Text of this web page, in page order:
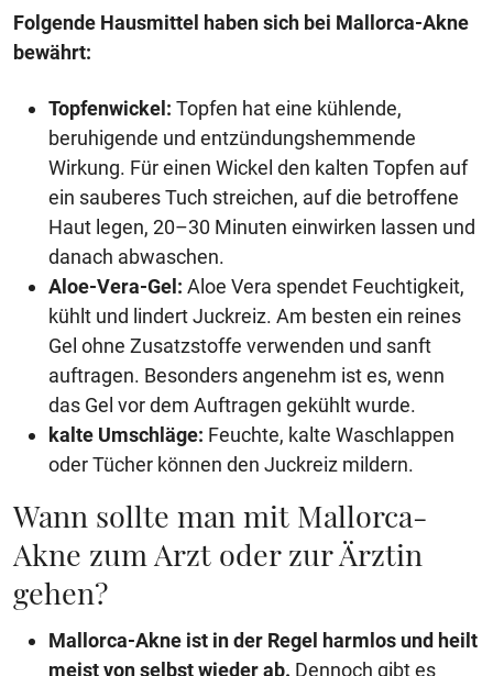
Folgende Hausmittel haben sich bei Mallorca-Akne
bewährt:
Topfenwickel: Topfen hat eine kühlende,
beruhigende und entzündungshemmende
Wirkung. Für einen Wickel den kalten Topfen auf
ein sauberes Tuch streichen, auf die betroffene
Haut legen, 20–30 Minuten einwirken lassen und
danach abwaschen.
Aloe-Vera-Gel: Aloe Vera spendet Feuchtigkeit,
kühlt und lindert Juckreiz. Am besten ein reines
Gel ohne Zusatzstoffe verwenden und sanft
auftragen. Besonders angenehm ist es, wenn
das Gel vor dem Auftragen gekühlt wurde.
kalte Umschläge: Feuchte, kalte Waschlappen
oder Tücher können den Juckreiz mildern.
Wann sollte man mit Mallorca-
Akne zum Arzt oder zur Ärztin
gehen?
Mallorca-Akne ist in der Regel harmlos und heilt
meist von selbst wieder ab. Dennoch gibt es